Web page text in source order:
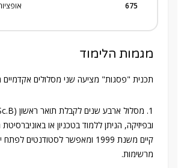
675
מגמות הלימוד
תכנית "פסגות" מציעה שני מסלולים אקדמיים
ובפיזיקה, הניתן ללמוד בטכניון או
קיים משנת 1999 ומאפשר לסטודנטים
מרשימות.